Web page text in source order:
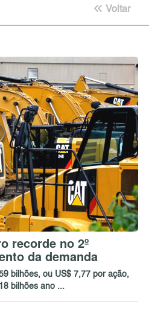
Voltar
recorde no 2º
da demanda
bilhões, ou US$ 7,77 por ação,
bilhões ano ...